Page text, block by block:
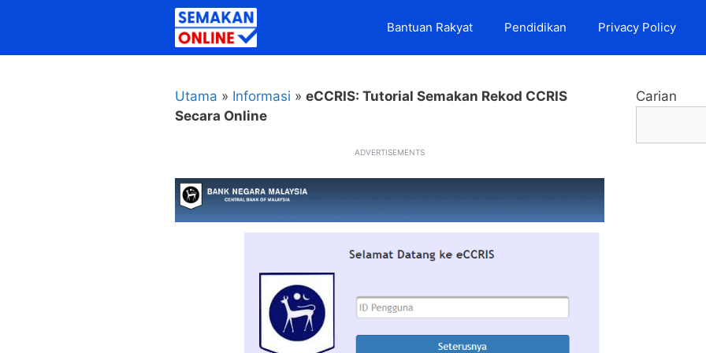
Bantuan Rakyat Pendidikan Privacy Policy
Utama » Informasi » eCCRIS: Tutorial Semakan Rekod CCRIS
Secara Online
ADVERTISEMENTS
Carian